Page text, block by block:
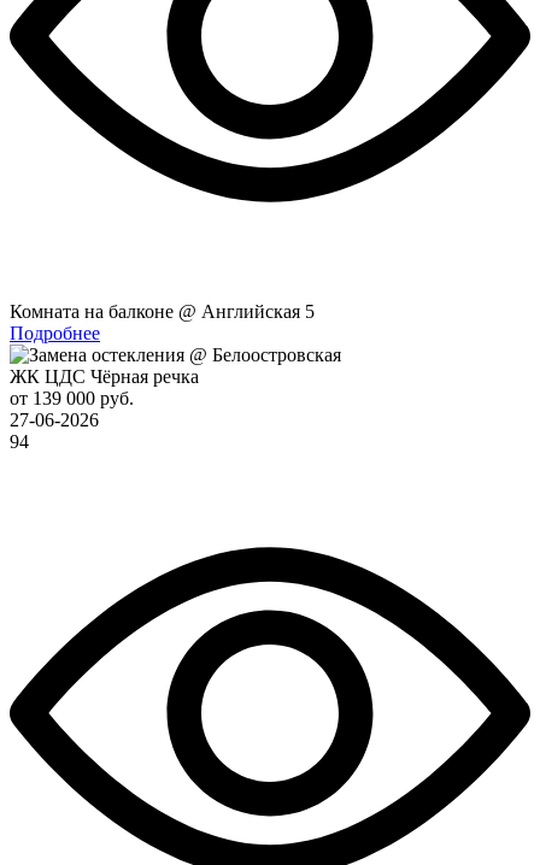
Комната на балконе @ Английская 5
Подробнее
ЖК ЦДС Чёрная речка
от 139 000 руб.
27-06-2026
94